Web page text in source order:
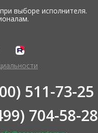
выборе исполнителя.
511-73-25
704-58-28